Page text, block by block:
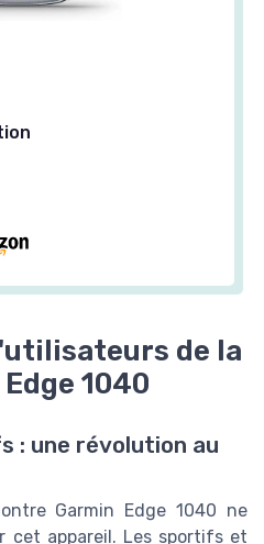
de la
1040
: une révolution au
Garmin Edge 1040 ne
cet appareil. Les sportifs et